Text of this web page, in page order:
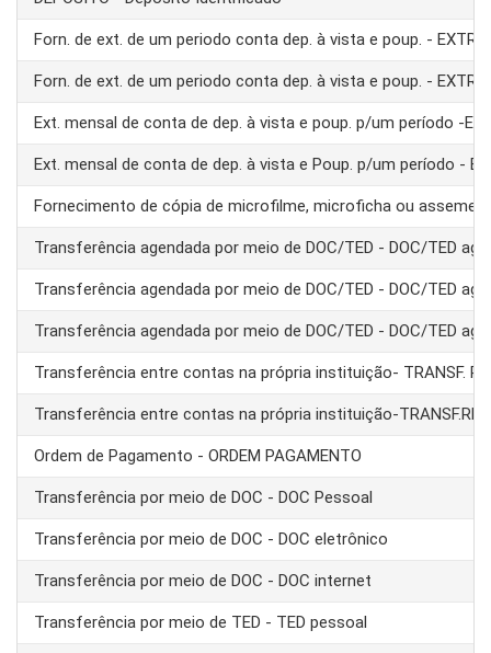
Forn. de ext. de um periodo conta dep. à vista e poup. -
Forn. de ext. de um periodo conta dep. à vista e poup. -
Ext. mensal de conta de dep. à vista e poup. p/um período -
Ext. mensal de conta de dep. à vista e Poup. p/um período -
Fornecimento de cópia de microfilme, microficha ou
Transferência agendada por meio de DOC/TED - DOC/TED
Transferência agendada por meio de DOC/TED - DOC/TED
Transferência agendada por meio de DOC/TED - DOC/TED
Transferência entre contas na própria instituição- TRANSF.
Transferência entre contas na própria instituição-
Ordem de Pagamento - ORDEM PAGAMENTO
Transferência por meio de DOC - DOC Pessoal
Transferência por meio de DOC - DOC eletrônico
Transferência por meio de DOC - DOC internet
Transferência por meio de TED - TED pessoal